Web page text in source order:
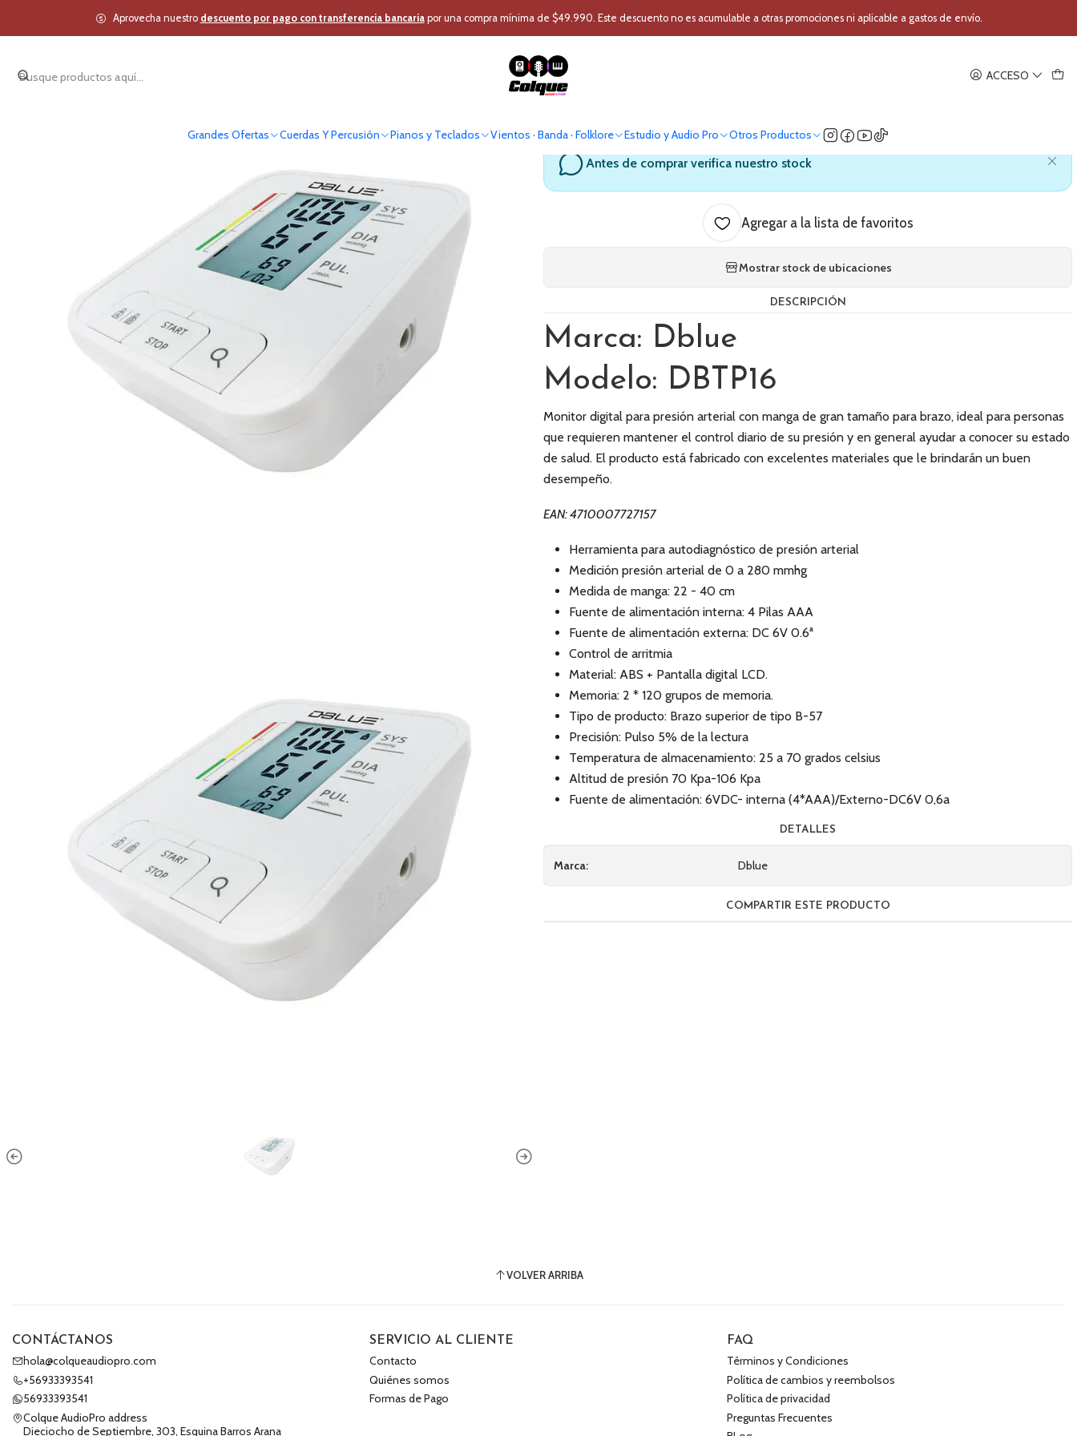
ACCESO
Grandes Ofertas Cuerdas Y Percusión Pianos y Teclados Vientos · Banda · Folklore Estudio y Audio Pro Otros Productos
Aprovecha nuestro descuento por pago con transferencia bancariapor una compra mínima de $49.990. Este descuento no es acumulable a otras promociones ni aplicable a gastos de envío.
Inicio Otros Productos Insumos Médicos Monitor Digital Presion Arterial DBlue DBTP16
Monitor Digital Presion Arterial DBlue
Antes de comprar verifica nuestro stock
Agregar a la lista de favoritos
Mostrar stock de ubicaciones
DESCRIPCIÓN
Marca: Dblue
Modelo: DBTP16
Monitor digital para presión arterial con manga de gran tamaño para brazo, ideal para personas
que requieren mantener el control diario de su presión y en general ayudar a conocer su estado
de salud. El producto está fabricado con excelentes materiales que le brindarán un buen
desempeño.
EAN: 4710007727157
Herramienta para autodiagnóstico de presión arterial
Medición presión arterial de 0 a 280 mmhg
Medida de manga: 22 - 40 cm
Fuente de alimentación interna: 4 Pilas AAA
Fuente de alimentación externa: DC 6V 0.6ª
Control de arritmia
Material: ABS + Pantalla digital LCD.
Memoria: 2 * 120 grupos de memoria.
Tipo de producto: Brazo superior de tipo B-57
Precisión: Pulso 5% de la lectura
Temperatura de almacenamiento: 25 a 70 grados celsius
Altitud de presión 70 Kpa-106 Kpa
Fuente de alimentación: 6VDC- interna (4*AAA)/Externo-DC6V 0,6a
DETALLES
Marca: Dblue
COMPARTIR ESTE PRODUCTO
VOLVER ARRIBA
CONTÁCTANOS
hola@colqueaudiopro.com
+56933393541
56933393541
Colque AudioPro address
Dieciocho de Septiembre, 303, Esquina Barros Arana
SERVICIO AL CLIENTE
Contacto
Quiénes somos
Formas de Pago
FAQ
Términos y Condiciones
Política de cambios y reembolsos
Política de privacidad
Preguntas Frecuentes